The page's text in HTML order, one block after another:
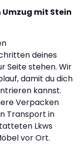
mit Stein
deines
Seite stehen. Wir
damit du dich
kannst.
Verpacken
Transport in
Lkws
vor Ort.